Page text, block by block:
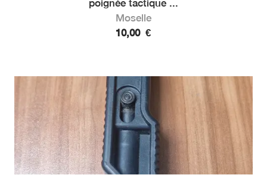
poignée tactique ...
Moselle
10,00 €